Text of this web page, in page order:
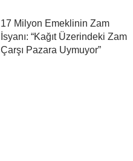
17 Milyon Emeklinin Zam
İsyanı: “Kağıt Üzerindeki Zam
Çarşı Pazara Uymuyor”